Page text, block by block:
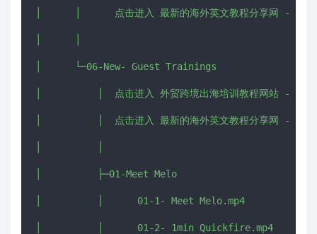
│      │      点击进入 最新的海外英文教程分享网 -
│      └─06-New- Guest Trainings
│          │  点击进入 外贸跨境出海培训教程网站 -
│          │  点击进入 最新的海外英文教程分享网 -
│          ├─01-Meet Melo
│          │      01-1- Meet Melo.mp4
│          │      01-2- 1min Quickfire.mp4